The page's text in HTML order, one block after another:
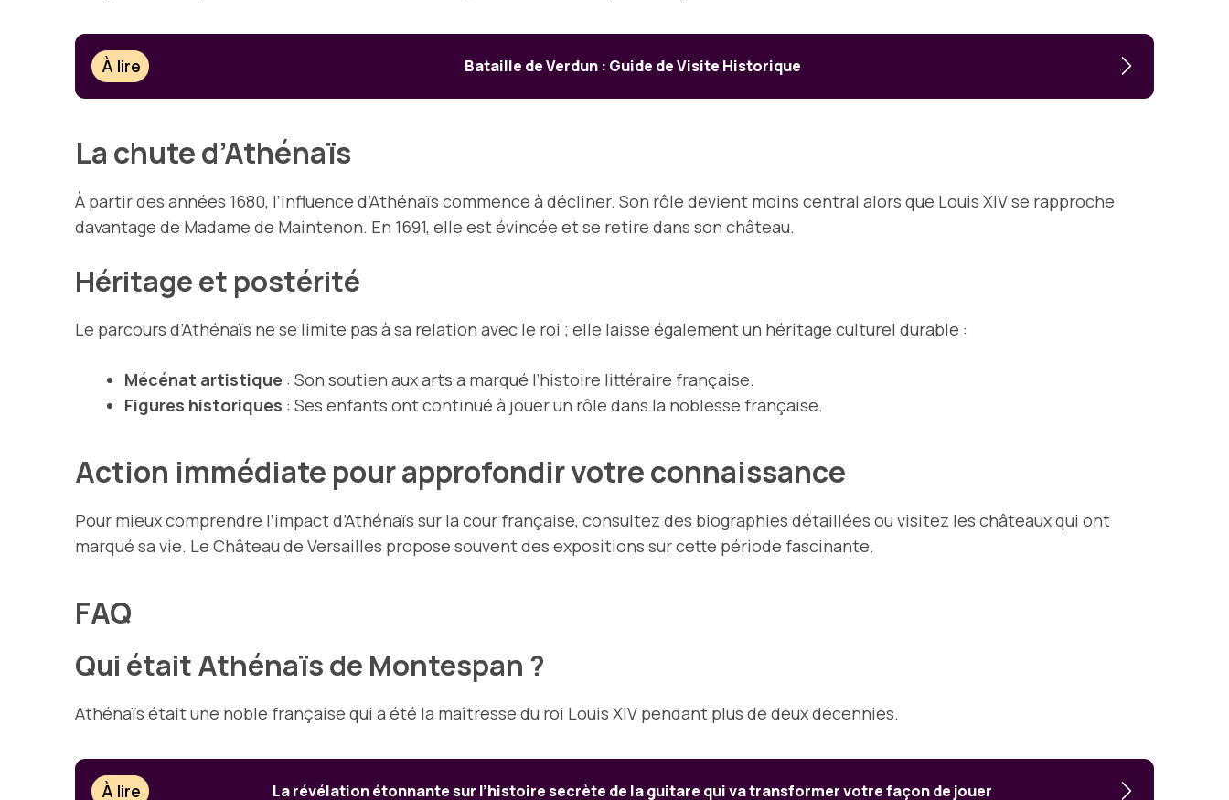
À lire Bataille de Verdun : Guide de Visite Historique
La chute d’Athénaïs
À partir des années 1680, l’influence d’Athénaïs commence à décliner. Son rôle devient moins central alors que Louis XIV se rapproche
davantage de Madame de Maintenon. En 1691, elle est évincée et se retire dans son château.
Héritage et postérité
Le parcours d’Athénaïs ne se limite pas à sa relation avec le roi ; elle laisse également un héritage culturel durable :
Mécénat artistique : Son soutien aux arts a marqué l’histoire littéraire française.
Figures historiques : Ses enfants ont continué à jouer un rôle dans la noblesse française.
Action immédiate pour approfondir votre connaissance
Pour mieux comprendre l’impact d’Athénaïs sur la cour française, consultez des biographies détaillées ou visitez les châteaux qui ont
marqué sa vie. Le Château de Versailles propose souvent des expositions sur cette période fascinante.
FAQ
Qui était Athénaïs de Montespan ?
Athénaïs était une noble française qui a été la maîtresse du roi Louis XIV pendant plus de deux décennies.
À lire La révélation étonnante sur l’histoire secrète de la guitare qui va transformer votre façon de jouer